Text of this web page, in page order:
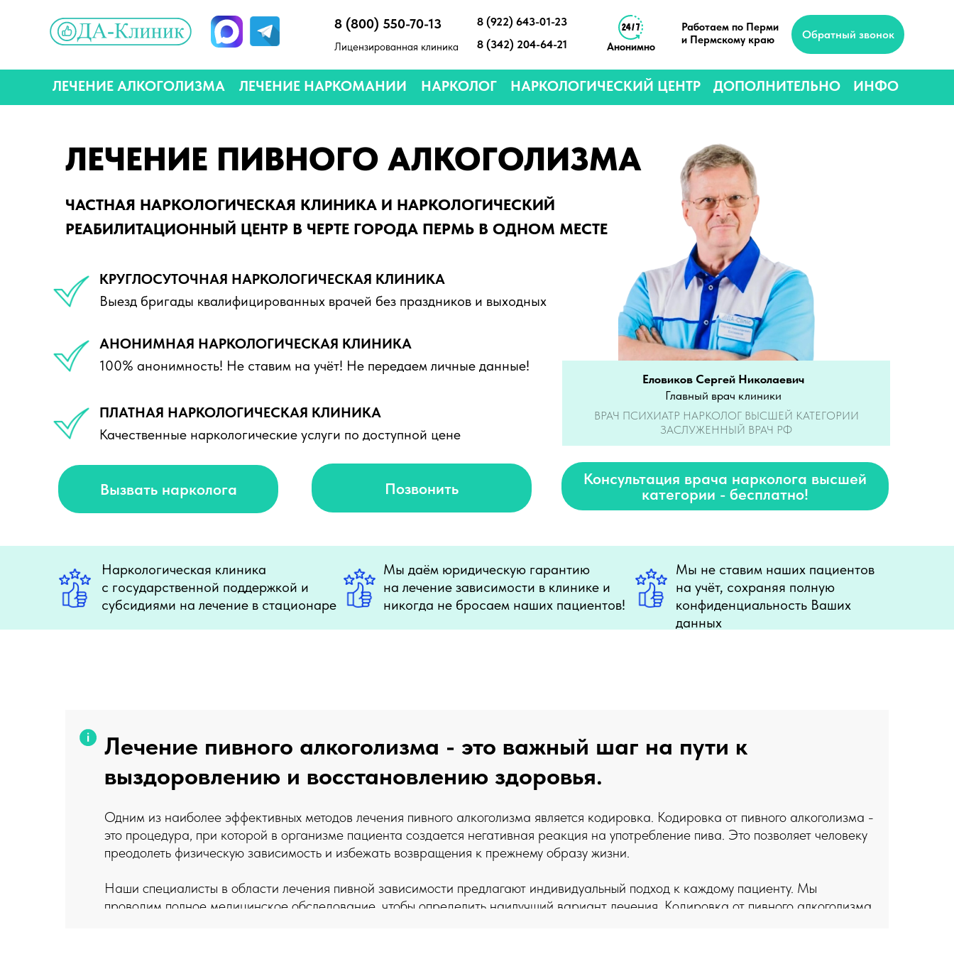
8 (800) 550-70-13
Работаем по Перми
и Пермскому краю
Обратный звонок
НАРКОЛОГ
ЛЕЧЕНИЕ АЛКОГОЛИЗМА ЛЕЧЕНИЕ НАРКОМАНИИ НАРКОЛОГИЧЕСКИЙ ЦЕНТР ДОПОЛНИТЕЛЬНО ИНФО
8 (922) 643-01-23
8 (342) 204-64-21
Лицензированная клиника Анонимно
ЛЕЧЕНИЕ ПИВНОГО АЛКОГОЛИЗМА
ЧАСТНАЯ НАРКОЛОГИЧЕСКАЯ КЛИНИКА И НАРКОЛОГИЧЕСКИЙ
РЕАБИЛИТАЦИОННЫЙ ЦЕНТР В ЧЕРТЕ ГОРОДА ПЕРМЬ В ОДНОМ МЕСТЕ
КРУГЛОСУТОЧНАЯ НАРКОЛОГИЧЕСКАЯ КЛИНИКА
Выезд бригады квалифицированных врачей без праздников и выходных
АНОНИМНАЯ НАРКОЛОГИЧЕСКАЯ КЛИНИКА
100% анонимность! Не ставим на учёт! Не передаем личные данные!
ПЛАТНАЯ НАРКОЛОГИЧЕСКАЯ КЛИНИКА
Качественные наркологические услуги по доступной цене
Вызвать нарколога Позвонить
Консультация врача нарколога высшей
категории - бесплатно!
Еловиков Сергей Николаевич
Главный врач клиники
Наркологическая клиника
с государственной поддержкой и
субсидиями на лечение в стационаре
Мы даём юридическую гарантию
на лечение зависимости в клинике и
никогда не бросаем наших пациентов!
Мы не ставим наших пациентов
на учёт, сохраняя полную
конфиденциальность Ваших
данных
ВРАЧ ПСИХИАТР НАРКОЛОГ ВЫСШЕЙ КАТЕГОРИИ
ЗАСЛУЖЕННЫЙ ВРАЧ РФ
Лечение пивного алкоголизма - это важный шаг на пути к
выздоровлению и восстановлению здоровья.
Одним из наиболее эффективных методов лечения пивного алкоголизма является кодировка. Кодировка от пивного алкоголизма -
это процедура, при которой в организме пациента создается негативная реакция на употребление пива. Это позволяет человеку
преодолеть физическую зависимость и избежать возвращения к прежнему образу жизни.
Наши специалисты в области лечения пивной зависимости предлагают индивидуальный подход к каждому пациенту. Мы
проводим полное медицинское обследование, чтобы определить наилучший вариант лечения. Кодировка от пивного алкоголизма